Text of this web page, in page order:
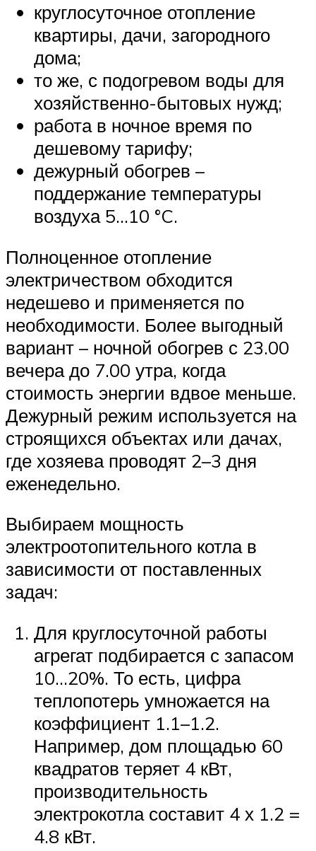
круглосуточное отопление
квартиры, дачи, загородного
дома;
то же, с подогревом воды для
хозяйственно-бытовых нужд;
работа в ночное время по
дешевому тарифу;
дежурный обогрев –
поддержание температуры
воздуха 5…10 °C.
Полноценное отопление
электричеством обходится
недешево и применяется по
необходимости. Более выгодный
вариант – ночной обогрев с 23.00
вечера до 7.00 утра, когда
стоимость энергии вдвое меньше.
Дежурный режим используется на
строящихся объектах или дачах,
где хозяева проводят 2–3 дня
еженедельно.
Выбираем мощность
электроотопительного котла в
зависимости от поставленных
задач:
Для круглосуточной работы
агрегат подбирается с запасом
10…20%. То есть, цифра
теплопотерь умножается на
коэффициент 1.1–1.2.
Например, дом площадью 60
квадратов теряет 4 кВт,
производительность
электрокотла составит 4 х 1.2 =
4.8 кВт.